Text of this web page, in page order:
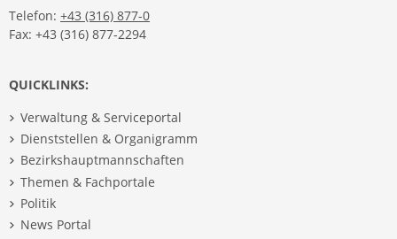
Telefon: +43 (316) 877-0
Fax: +43 (316) 877-2294
QUICKLINKS:
Verwaltung & Serviceportal
Dienststellen & Organigramm
Bezirkshauptmannschaften
Themen & Fachportale
Politik
News Portal